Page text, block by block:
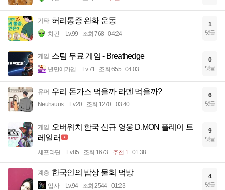
기타 허리통증 완화 운동
치킨 Lv.99 조회 768 04:24
1
댓글
게임 스팀 무료 게임 - Breathedge
년만에가입 Lv.71 조회 655 04:03
0
댓글
유머 우리 돈가스 먹을까 라멘 먹을까?
Neuhauus Lv.20 조회 1270 03:40
6
댓글
게임 오버워치 한국 신규 영웅 D.MON 플레이 트
레일러
세프라딘 Lv.85 조회 1673 추천 1 01:38
9
댓글
계층 한국인의 밥상 물회 먹방
입사 Lv.94 조회 2544 01:23
4
댓글